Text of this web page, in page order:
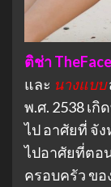
ติช่า TheFace
และ นางแบบ
พ.ศ. 2538 เกิ
ไป อาศัยที่ จั
ไปอาศัยที่ตอ
ครอบครัว ขอ